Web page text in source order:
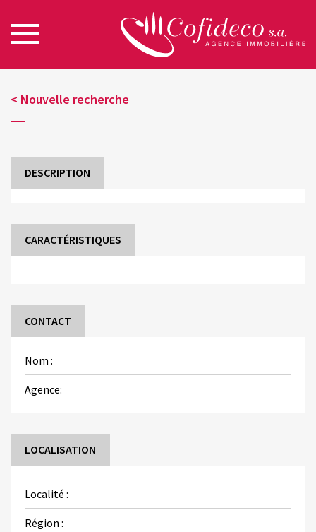
< Nouvelle recherche
DESCRIPTION
CARACTÉRISTIQUES
CONTACT
Nom :
Agence:
LOCALISATION
Localité :
Région :